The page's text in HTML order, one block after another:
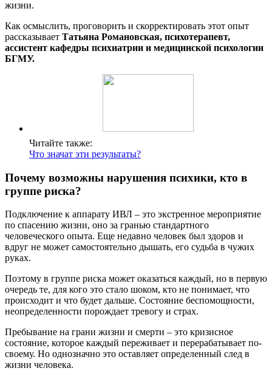
жизни.
Как осмыслить, проговорить и скорректировать этот опыт
рассказывает Татьяна Романовская, психотерапевт,
ассистент кафедры психиатрии и медицинской психологии
БГМУ.
Читайте также:
Что значат эти результаты?
Почему возможны нарушения психики, кто в
группе риска?
Подключение к аппарату ИВЛ – это экстренное мероприятие
по спасению жизни, оно за гранью стандартного
человеческого опыта. Еще недавно человек был здоров и
вдруг не может самостоятельно дышать, его судьба в чужих
руках.
Поэтому в группе риска может оказаться каждый, но в первую
очередь те, для кого это стало шоком, кто не понимает, что
происходит и что будет дальше. Состояние беспомощности,
неопределенности порождает тревогу и страх.
Пребывание на грани жизни и смерти – это кризисное
состояние, которое каждый переживает и перерабатывает по-
своему. Но однозначно это оставляет определенный след в
жизни человека.